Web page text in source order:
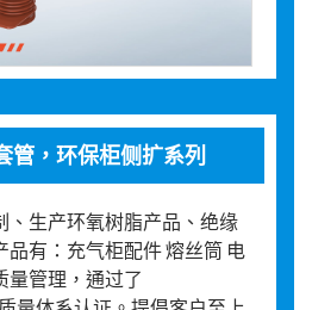
管，环保柜侧扩系列
、生产环氧树脂产品、绝缘
品有：充气柜配件 熔丝筒 电
量管理，通过了